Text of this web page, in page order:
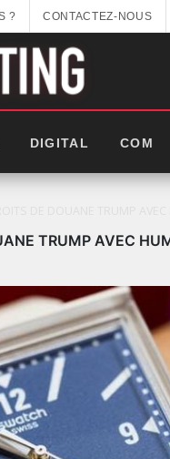
? CONTACTEZ-NOUS
DIGITAL COM
TRUMP AVEC
2025: